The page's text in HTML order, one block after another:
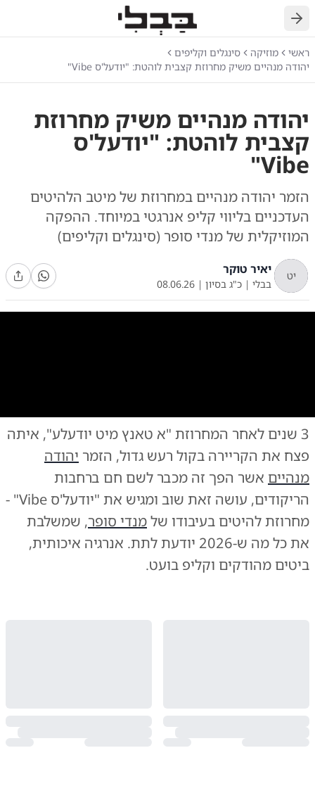
חזרה
ראשי מוזיקה
סינגלים וקליפים
יהודה מנהיים משיק מחרוזת קצבית לוהטת: "יודעל'ס Vibe"
יהודה מנהיים משיק מחרוזת
קצבית לוהטת: "יודעל'ס
Vibe"
הזמר יהודה מנהיים במחרוזת של מיטב הלהיטים
העדכניים בליווי קליפ אנרגטי במיוחד. ההפקה
המוזיקלית של מנדי סופר (סינגלים וקליפים)
יט יאיר טוקר
בבלי | כ"ג בסיון |
08.06.26
3 שנים לאחר המחרוזת "א טאנץ מיט יודעלע", איתה
פצח את הקריירה בקול רעש גדול, הזמר יהודה
מנהיים אשר הפך זה מכבר לשם חם ברחבות
הריקודים, עושה זאת שוב ומגיש את "יודעל'ס Vibe" -
מחרוזת להיטים בעיבודו שלמנדי סופר, שמשלבת
את כל מה ש-2026 יודעת לתת. אנרגיה איכותית,
ביטים מהודקים וקליפ בועט.